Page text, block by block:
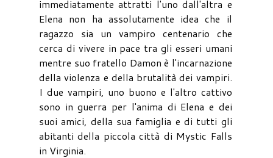
immediatamente attratti l'uno dall'altra e
Elena non ha assolutamente idea che il
ragazzo sia un vampiro centenario che
cerca di vivere in pace tra gli esseri umani
mentre suo fratello Damon è l'incarnazione
della violenza e della brutalità dei vampiri.
I due vampiri, uno buono e l'altro cattivo
sono in guerra per l'anima di Elena e dei
suoi amici, della sua famiglia e di tutti gli
abitanti della piccola città di Mystic Falls
in Virginia.